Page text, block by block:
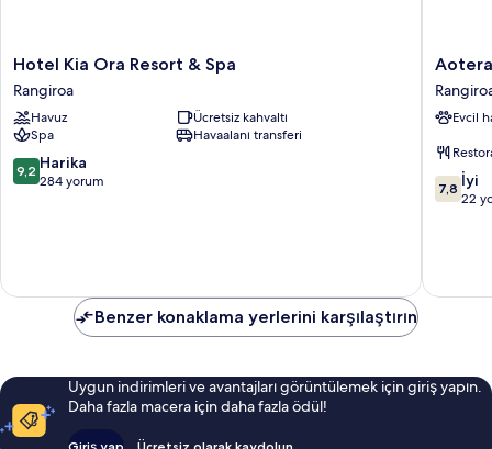
Hotel
Kia
Ora
Resort
&
Spa
Rangiroa
Hotel Kia Ora Resort & Spa
Rangiroa
Havuz
Ücretsiz kahvaltı
Spa
Havaalanı transferi
10
üzerinden
9,2 Harika
284 yorum
Aotera
Guest
House
Evcil
10
7,8 İyi
22
Benzer konaklama yerlerini karşılaştırın
Uygun indirimleri ve avantajları görüntülemek için giriş yapın.
Daha fazla macera için daha fazla ödül!